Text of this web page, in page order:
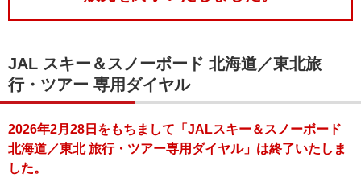
JAL スキー＆スノーボード 北海道／東北旅
行・ツアー 専用ダイヤル
2026年2月28日をもちまして「JALスキー＆スノーボード
北海道／東北 旅行・ツアー専用ダイヤル」は終了いたしま
した。